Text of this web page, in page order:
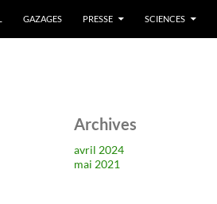
GAZAGES PRESSE SCIENCES
Archives
avril 2024
mai 2021